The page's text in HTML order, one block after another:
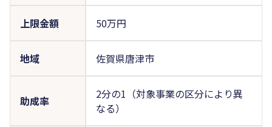
上限金額 50万円
地域 佐賀県唐津市
助成率
2分の1（対象事業の区分により異
なる）